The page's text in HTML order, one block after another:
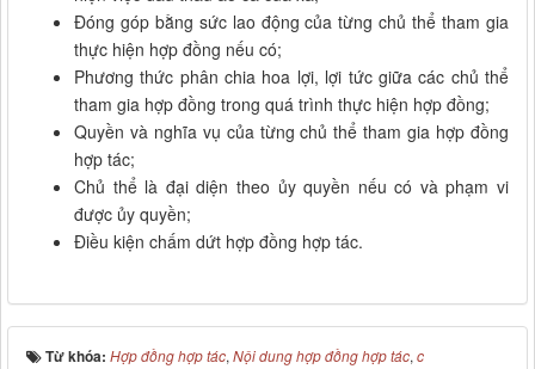
Đóng góp bằng sức lao động của từng chủ thể tham gia
thực hiện hợp đồng nếu có;
Phương thức phân chia hoa lợi, lợi tức giữa các chủ thể
tham gia hợp đồng trong quá trình thực hiện hợp đồng;
Quyền và nghĩa vụ của từng chủ thể tham gia hợp đồng
hợp tác;
Chủ thể là đại diện theo ủy quyền nếu có và phạm vi
được ủy quyền;
Điều kiện chấm dứt hợp đồng hợp tác.
Từ khóa: Hợp đồng hợp tác, Nội dung hợp đồng hợp tác, c